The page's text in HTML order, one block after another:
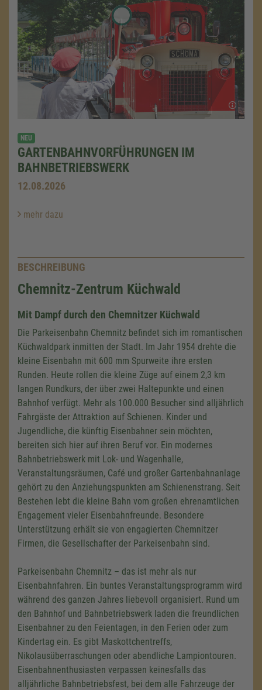
NEU
GARTENBAHNVORFÜHRUNGEN IM
BAHNBETRIEBSWERK
12.08.2026
mehr dazu
BESCHREIBUNG
Chemnitz-Zentrum Küchwald
Mit Dampf durch den Chemnitzer Küchwald
Die Parkeisenbahn Chemnitz befindet sich im romantischen
Küchwaldpark inmitten der Stadt. Im Jahr 1954 drehte die
kleine Eisenbahn mit 600 mm Spurweite ihre ersten
Runden. Heute rollen die kleine Züge auf einem 2,3 km
langen Rundkurs, der über zwei Haltepunkte und einen
Bahnhof verfügt. Mehr als 100.000 Besucher sind alljährlich
Fahrgäste der Attraktion auf Schienen. Kinder und
Jugendliche, die künftig Eisenbahner sein möchten,
bereiten sich hier auf ihren Beruf vor. Ein modernes
Bahnbetriebswerk mit Lok- und Wagenhalle,
Veranstaltungsräumen, Café und großer Gartenbahnanlage
gehört zu den Anziehungspunkten am Schienenstrang. Seit
Bestehen lebt die kleine Bahn vom großen ehrenamtlichen
Engagement vieler Eisenbahnfreunde. Besondere
Unterstützung erhält sie von engagierten Chemnitzer
Firmen, die Gesellschafter der Parkeisenbahn sind.
Parkeisenbahn Chemnitz – das ist mehr als nur
Eisenbahnfahren. Ein buntes Veranstaltungsprogramm wird
während des ganzen Jahres liebevoll organisiert. Rund um
den Bahnhof und Bahnbetriebswerk laden die freundlichen
Eisenbahner zu den Feientagen, in den Ferien oder zum
Kindertag ein. Es gibt Maskottchentreffs,
Nikolausüberraschungen oder abendliche Lampiontouren.
Eisenbahnenthusiasten verpassen keinesfalls das
alljährliche Bahnbetriebsfest, bei dem alle Fahrzeuge der